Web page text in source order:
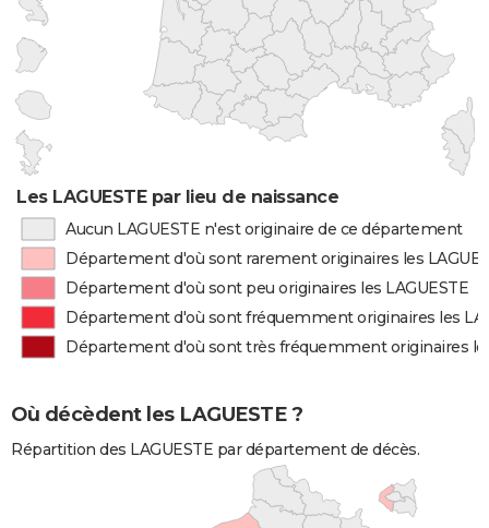
Les LAGUESTE par lieu de naissance
Aucun LAGUESTE n'est originaire de ce département
Département d'où sont rarement originaires les
Département d'où sont peu originaires les LAGUESTE
Département d'où sont fréquemment originaires les
Département d'où sont très fréquemment originaires
Où décèdent les LAGUESTE ?
Répartition des LAGUESTE par département de décès.